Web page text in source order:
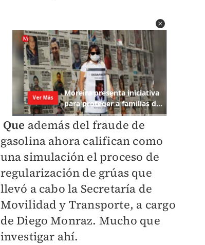
Que además del fraude de
gasolina ahora califican como
una simulación el proceso de
regularización de grúas que
llevó a cabo la Secretaría de
Movilidad y Transporte, a cargo
de Diego Monraz. Mucho que
investigar ahí.